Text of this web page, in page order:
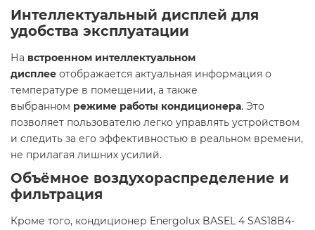
Интеллектуальный дисплей для
удобства эксплуатации
На встроенном интеллектуальном
дисплее отображается актуальная информация о
температуре в помещении, а также
выбранном режиме работы кондиционера. Это
позволяет пользователю легко управлять устройством
и следить за его эффективностью в реальном времени,
не прилагая лишних усилий.
Объёмное воздухораспределение и
фильтрация
Кроме того, кондиционер Energolux BASEL 4 SAS18B4-